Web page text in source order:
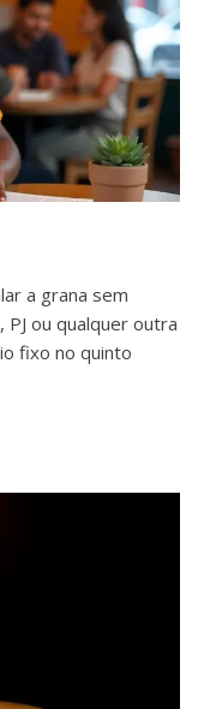
a grana sem
ou qualquer outra
fixo no quinto